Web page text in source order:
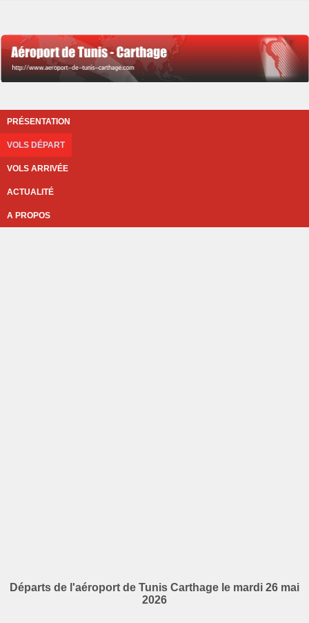
PRÉSENTATION
VOLS DÉPART
VOLS ARRIVÉE
ACTUALITÉ
A PROPOS
Départs de l'aéroport de Tunis Carthage le mardi 26 mai
2026